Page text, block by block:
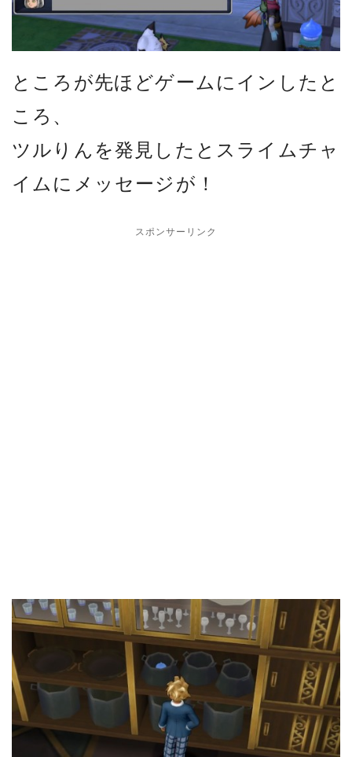
ところが先ほどゲームにインしたと
ころ、
ツルりんを発見したとスライムチャ
イムにメッセージが！
スポンサーリンク